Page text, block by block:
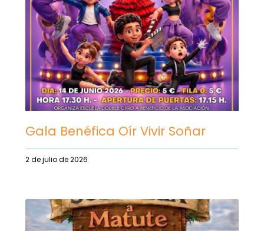
Gala Benéfica Oír Vivir Soñar
2 de julio de 2026